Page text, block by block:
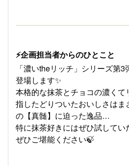
⚡企画担当者からのひとこと
「濃いtheリッチ」シリーズ第
登場します✨
本格的な抹茶とチョコの濃くて
指したどりついたおいしさは
の【真髄】に迫った逸品…
特に抹茶好きにはぜひ試してい
ぜひご堪能ください🍃